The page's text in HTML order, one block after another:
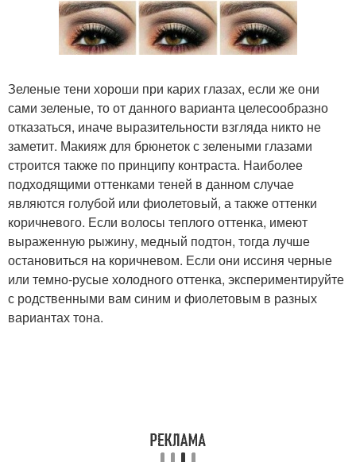
Зеленые тени хороши при карих глазах, если же они
сами зеленые, то от данного варианта целесообразно
отказаться, иначе выразительности взгляда никто не
заметит. Макияж для брюнеток с зелеными глазами
строится также по принципу контраста. Наиболее
подходящими оттенками теней в данном случае
являются голубой или фиолетовый, а также оттенки
коричневого. Если волосы теплого оттенка, имеют
выраженную рыжину, медный подтон, тогда лучше
остановиться на коричневом. Если они иссиня черные
или темно-русые холодного оттенка, экспериментируйте
с родственными вам синим и фиолетовым в разных
вариантах тона.